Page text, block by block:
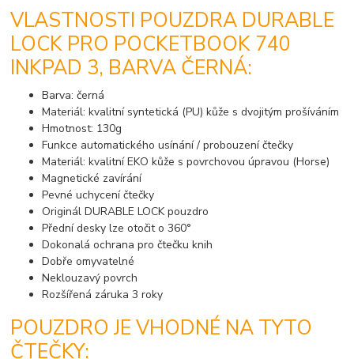
VLASTNOSTI POUZDRA DURABLE
LOCK PRO POCKETBOOK 740
INKPAD 3, BARVA ČERNÁ:
Barva: černá
Materiál: kvalitní syntetická (PU) kůže s dvojitým prošíváním
Hmotnost: 130g
Funkce automatického usínání / probouzení čtečky
Materiál: kvalitní EKO kůže s povrchovou úpravou (Horse)
Magnetické zavírání
Pevné uchycení čtečky
Originál DURABLE LOCK pouzdro
Přední desky lze otočit o 360°
Dokonalá ochrana pro čtečku knih
Dobře omyvatelné
Neklouzavý povrch
Rozšířená záruka 3 roky
POUZDRO JE VHODNÉ NA TYTO
ČTEČKY: